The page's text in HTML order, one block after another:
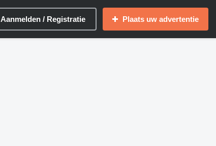
Aanmelden / Registratie Plaats uw advertentie